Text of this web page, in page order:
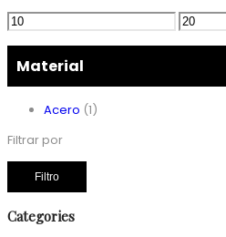
Precio
Precio
Material
Acero (1)
Filtrar por
Filtro
Categories